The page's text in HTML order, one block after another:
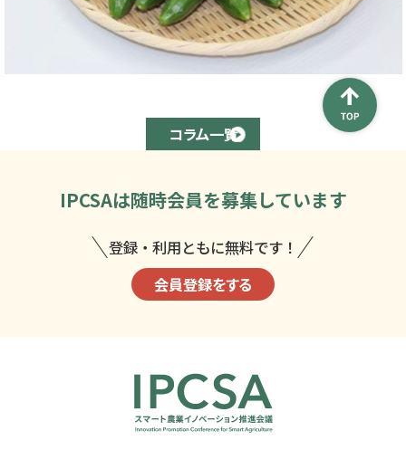
コラム一覧
IPCSAは随時会員を募集しています
登録・利用ともに無料です！
会員登録をする